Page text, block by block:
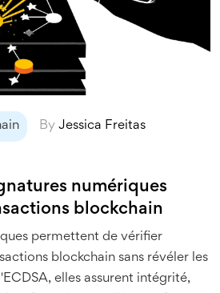
By Jessica Freitas
numériques
blockchain
permettent de vérifier
blockchain sans révéler les
elles assurent intégrité,